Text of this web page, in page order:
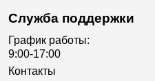
Служба поддержки
График работы:
9:00-17:00
Контакты